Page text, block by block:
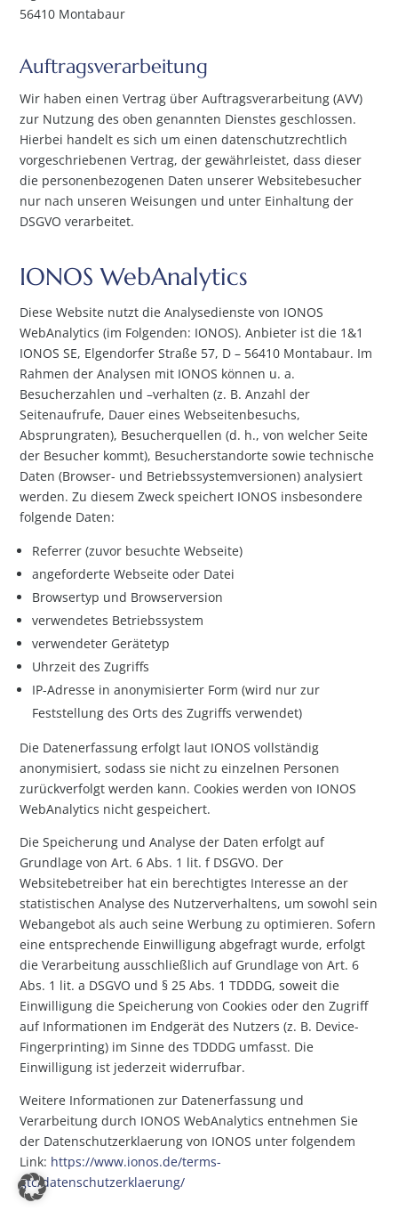
56410 Montabaur
Auftragsverarbeitung
Wir haben einen Vertrag über Auftragsverarbeitung (AVV)
zur Nutzung des oben genannten Dienstes geschlossen.
Hierbei handelt es sich um einen datenschutzrechtlich
vorgeschriebenen Vertrag, der gewährleistet, dass dieser
die personenbezogenen Daten unserer Websitebesucher
nur nach unseren Weisungen und unter Einhaltung der
DSGVO verarbeitet.
IONOS WebAnalytics
Diese Website nutzt die Analysedienste von IONOS
WebAnalytics (im Folgenden: IONOS). Anbieter ist die 1&1
IONOS SE, Elgendorfer Straße 57, D – 56410 Montabaur. Im
Rahmen der Analysen mit IONOS können u. a.
Besucherzahlen und –verhalten (z. B. Anzahl der
Seitenaufrufe, Dauer eines Webseitenbesuchs,
Absprungraten), Besucherquellen (d. h., von welcher Seite
der Besucher kommt), Besucherstandorte sowie technische
Daten (Browser- und Betriebssystemversionen) analysiert
werden. Zu diesem Zweck speichert IONOS insbesondere
folgende Daten:
Referrer (zuvor besuchte Webseite)
angeforderte Webseite oder Datei
Browsertyp und Browserversion
verwendetes Betriebssystem
verwendeter Gerätetyp
Uhrzeit des Zugriffs
IP-Adresse in anonymisierter Form (wird nur zur
Feststellung des Orts des Zugriffs verwendet)
Die Datenerfassung erfolgt laut IONOS vollständig
anonymisiert, sodass sie nicht zu einzelnen Personen
zurückverfolgt werden kann. Cookies werden von IONOS
WebAnalytics nicht gespeichert.
Die Speicherung und Analyse der Daten erfolgt auf
Grundlage von Art. 6 Abs. 1 lit. f DSGVO. Der
Websitebetreiber hat ein berechtigtes Interesse an der
statistischen Analyse des Nutzerverhaltens, um sowohl sein
Webangebot als auch seine Werbung zu optimieren. Sofern
eine entsprechende Einwilligung abgefragt wurde, erfolgt
die Verarbeitung ausschließlich auf Grundlage von Art. 6
Abs. 1 lit. a DSGVO und § 25 Abs. 1 TDDDG, soweit die
Einwilligung die Speicherung von Cookies oder den Zugriff
auf Informationen im Endgerät des Nutzers (z. B. Device-
Fingerprinting) im Sinne des TDDDG umfasst. Die
Einwilligung ist jederzeit widerrufbar.
Weitere Informationen zur Datenerfassung und
Verarbeitung durch IONOS WebAnalytics entnehmen Sie
der Datenschutzerklaerung von IONOS unter folgendem
Link: https://www.ionos.de/terms-
gtc/datenschutzerklaerung/